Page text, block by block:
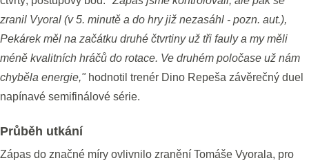
zranil Vyoral (v 5. minutě a do hry již nezasáhl - pozn. aut.),
Pekárek měl na začátku druhé čtvrtiny už tři fauly a my měli
méně kvalitních hráčů do rotace. Ve druhém poločase už nám
chyběla energie,"hodnotil trenér Dino Repeša závěrečný duel
napínavé semifinálové série.
Průběh utkání
Zápas do značné míry ovlivnilo zranění Tomáše Vyorala, pro